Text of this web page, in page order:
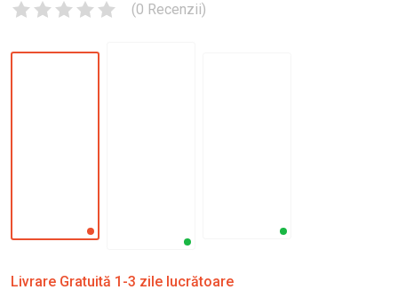
(0 Recenzii)
Livrare Gratuită 1-3 zile lucrătoare